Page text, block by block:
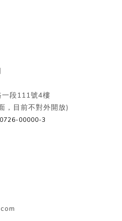
段111號4樓
，目前不對外開放)
00000-3